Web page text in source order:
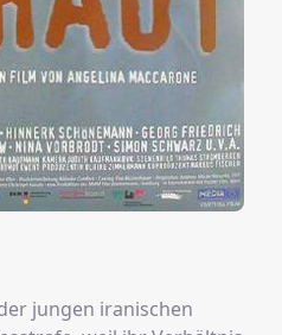
jungen iranischen